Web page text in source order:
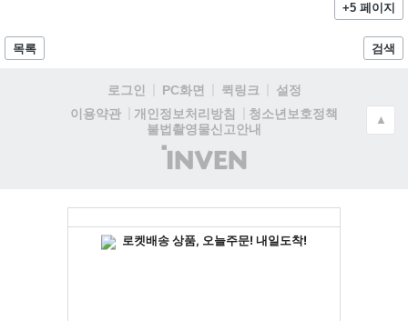
+5 페이지
목록 검색
로그인 PC화면 퀵링크
설정
이용약관
개인정보처리방침
청소년보호정책
불법촬영물신고안내
(주)
인
▲